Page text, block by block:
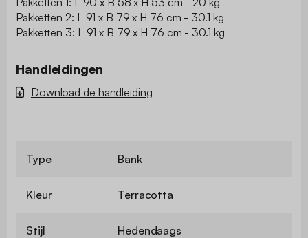
Pakketten 2: L 91 x B 79 x H 76 cm - 30.1 kg
Pakketten 3: L 91 x B 79 x H 76 cm - 30.1 kg
Handleidingen
Download de handleiding
Type Bank
Kleur Terracotta
Stijl Hedendaags